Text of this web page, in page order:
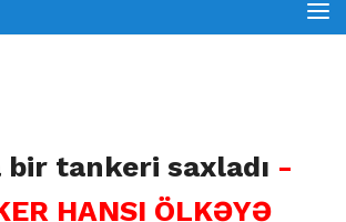
bir tankeri saxladı -
HANSI ÖLKƏYƏ